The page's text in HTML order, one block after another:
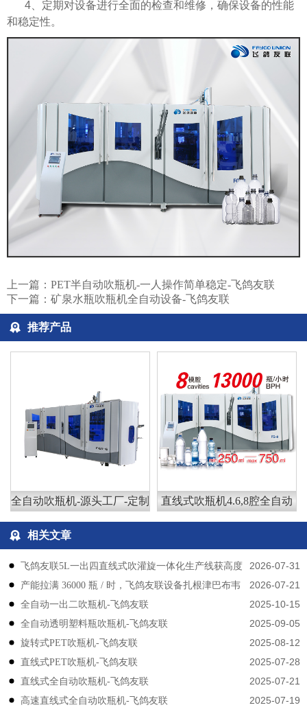
4、定期对设备进行全面的检查和维修，确保设备的性能
和稳定性。
上一篇： PET半自动吹瓶机-一人操作简单稳定-飞鸽友联
下一篇： 矿泉水瓶吹瓶机全自动设备-飞鸽友联
推荐产品
全自动吹瓶机-源头工厂-定制 直线式吹瓶机4.6,8腔全自动
相关文章
2026-07-31
飞鸽友联5L一出四直线式吹灌旋一体化生产线获高度
认可
2026-07-21
产能拉满 36000 瓶 / 时，飞鸽友联设备扎根津巴布韦
2025-10-15
​​全自动一出二吹瓶机-飞鸽友联
2025-09-05
全自动透明塑料瓶吹瓶机-飞鸽友联
2025-08-12
旋转式PET吹瓶机-飞鸽友联
2025-07-28
直线式PET吹瓶机-飞鸽友联
2025-07-21
直线式全自动吹瓶机-飞鸽友联
2025-07-19
高速直线式全自动吹瓶机-飞鸽友联